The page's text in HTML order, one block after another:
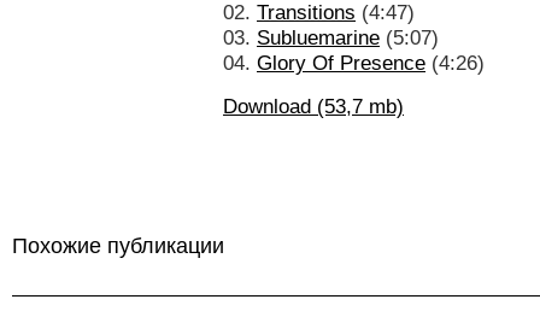
02. Transitions (4:47)
03. Subluemarine (5:07)
04. Glory Of Presence (4:26)
Download (53,7 mb)
Похожие публикации